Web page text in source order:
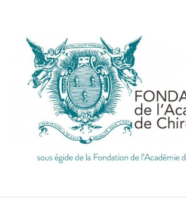
content
BESOINS DE CHACUN, EN